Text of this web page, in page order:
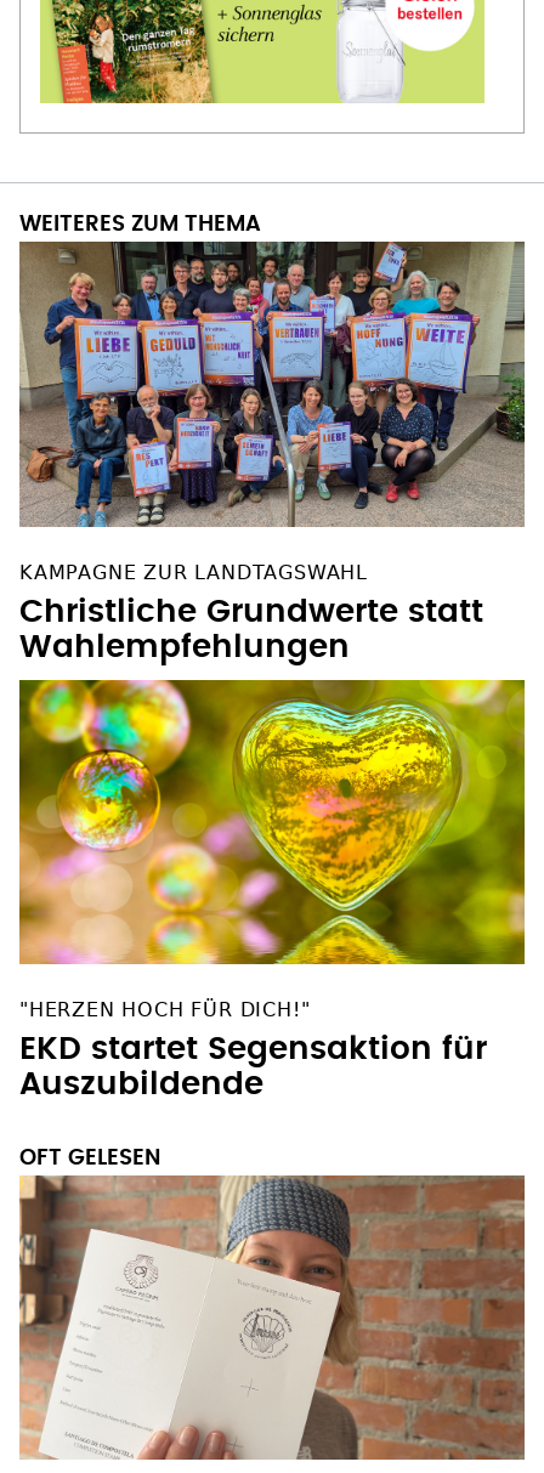
WEITERES ZUM THEMA
KAMPAGNE ZUR LANDTAGSWAHL
Christliche Grundwerte statt
Wahlempfehlungen
"HERZEN HOCH FÜR DICH!"
EKD startet Segensaktion für
Auszubildende
OFT GELESEN